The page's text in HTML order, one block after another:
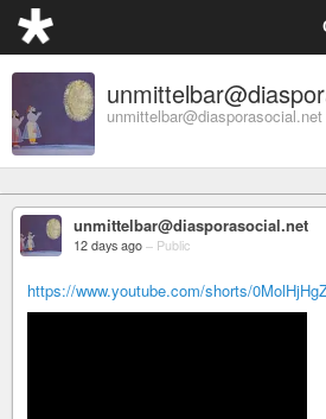
unmittelbar@diasporasocial.net
unmittelbar@diasporasocial.net
12 days ago – Public
https://www.youtube.com/shorts/